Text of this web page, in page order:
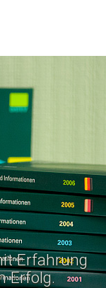
Erfahrung
Erfolg.